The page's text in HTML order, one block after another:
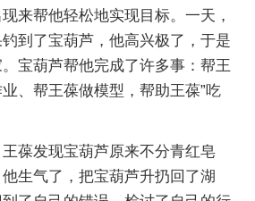
来帮他轻松地实现目标。一天，
到了宝葫芦，他高兴极了，于是
宝葫芦帮他完成了许多事：帮王
、帮王葆做模型，帮助王葆”吃
葆发现宝葫芦原来不分青红皂
生气了，把宝葫芦升扔回了湖